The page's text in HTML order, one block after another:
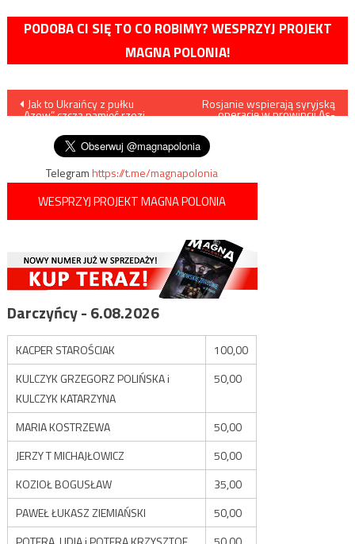
PODOBA CI SIĘ TO CO ROBIMY? WESPRZYJ PROJEKT
MAGNA POLONIA!
Nawigacja
wpisu
Jak to Ukraińcy z pułku
„Azow” czczą pamięć rzezi
Rosjanie wspierają syryjską
operację w prowincji As-
Telegramhttps://t.me/magnapolonia
WESPRZYJ PROJEKT MAGNA POLONIA
Darczyńcy - 6.08.2026
KACPER STAROŚCIAK
100,00
KULCZYK GRZEGORZ POLIŃSKA i
KULCZYK KATARZYNA
50,00
MARIA KOSTRZEWA
50,00
JERZY T MICHAJŁOWICZ
50,00
KOZIOŁ BOGUSŁAW
35,00
PAWEŁ ŁUKASZ ZIEMIAŃSKI
50,00